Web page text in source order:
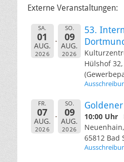
Externe Veranstaltungen:
SA.
01
AUG.
2026
SO.
09
AUG.
2026
53.
Hülshof
FR.
07
AUG.
2026
SO.
09
AUG.
2026
10:00 Uhr
65812 Bad